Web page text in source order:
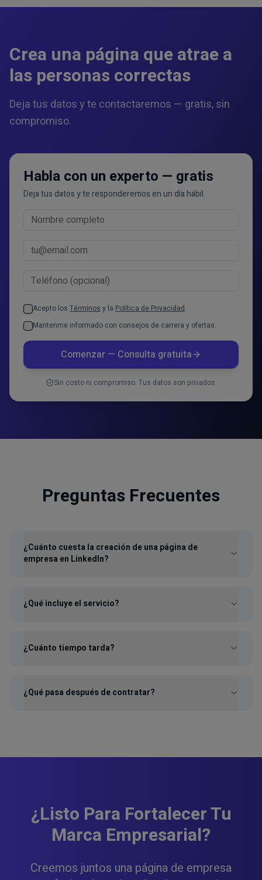
Crea una página que atrae a
las personas correctas
Deja tus datos y te contactaremos — gratis, sin
compromiso.
Habla con un experto — gratis
Deja tus datos y te responderemos en un día hábil.
Acepto los Términos y la Política de Privacidad.
Mantenme informado con consejos de carrera y ofertas.
Comenzar — Consulta gratuita
Sin costo ni compromiso. Tus datos son privados.
Preguntas Frecuentes
¿Cuánto cuesta la creación de una página de
empresa en LinkedIn?
¿Qué incluye el servicio?
¿Cuánto tiempo tarda?
¿Qué pasa después de contratar?
¿Listo Para Fortalecer Tu
Marca Empresarial?
Creemos juntos una página de empresa